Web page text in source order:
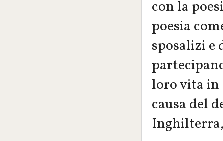
con la
poesia
sposalizi
loro vita in
causa del